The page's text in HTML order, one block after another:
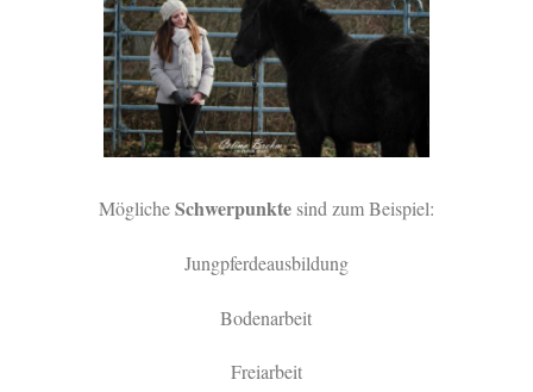
MöglicheSchwerpunktesind zum Beispiel:
Jungpferdeausbildung
Bodenarbeit
Freiarbeit